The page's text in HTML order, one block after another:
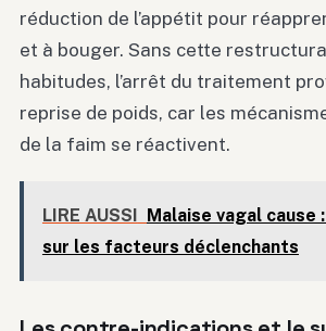
réduction de l’appétit pour
et à bouger. Sans cette
habitudes, l’arrêt du traitement
reprise de poids, car les
de la faim se réactivent.
LIRE AUSSI Malaise vagal cause
sur les facteurs déclenchants